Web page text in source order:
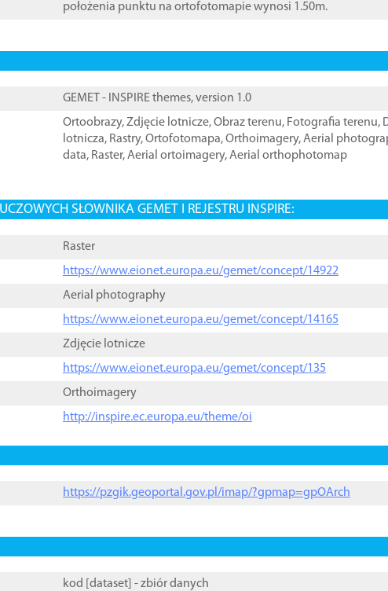
położenia punktu na ortofotomapie wynosi 1.50m.
GEMET - INSPIRE themes, version 1.0
Ortoobrazy,Zdjęcie lotnicze,Obraz terenu, Fotografia terenu,
lotnicza, Rastry,Ortofotomapa,Orthoimagery,Aerial
data, Raster,Aerial ortoimagery,Aerial orthophotomap
SŁOWNIKA GEMET I REJESTRU INSPIRE:
Raster
https://www.eionet.europa.eu/gemet/concept/14922
Aerial photography
https://www.eionet.europa.eu/gemet/concept/14165
Zdjęcie lotnicze
https://www.eionet.europa.eu/gemet/concept/135
Orthoimagery
http://inspire.ec.europa.eu/theme/oi
https://pzgik.geoportal.gov.pl/imap/?gpmap=gpOArch
kod [ dataset ] - zbiór danych